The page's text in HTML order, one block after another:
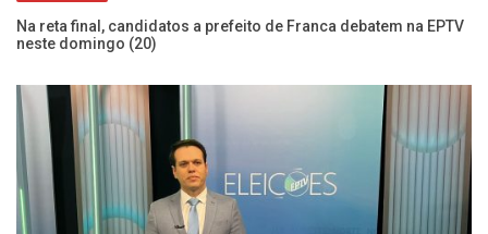
Na reta final, candidatos a prefeito de Franca debatem na EPTV
neste domingo (20)